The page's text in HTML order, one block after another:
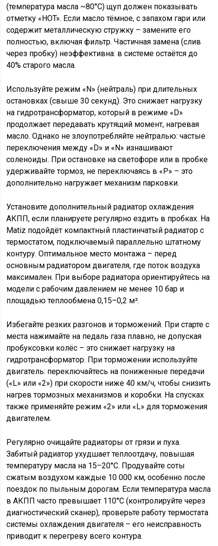
(температура масла ~80°C) щуп должен показывать
отметку «HOT». Если масло тёмное, с запахом гари или
содержит металлическую стружку – замените его
полностью, включая фильтр. Частичная замена (слив
через пробку) неэффективна: в системе остаётся до
40% старого масла.
Используйте режим «N» (нейтраль) при длительных
остановках (свыше 30 секунд). Это снижает нагрузку
на гидротрансформатор, который в режиме «D»
продолжает передавать крутящий момент, нагревая
масло. Однако не злоупотребляйте нейтралью: частые
переключения между «D» и «N» изнашивают
соленоиды. При остановке на светофоре или в пробке
удерживайте тормоз, не переключаясь в «P» – это
дополнительно нагружает механизм парковки.
Установите дополнительный радиатор охлаждения
АКПП, если планируете регулярно ездить в пробках. На
Matiz подойдёт компактный пластинчатый радиатор с
термостатом, подключаемый параллельно штатному
контуру. Оптимальное место монтажа – перед
основным радиатором двигателя, где поток воздуха
максимален. При выборе радиатора ориентируйтесь на
модели с рабочим давлением не менее 10 бар и
площадью теплообмена 0,15–0,2 м².
Избегайте резких разгонов и торможений. При старте с
места нажимайте на педаль газа плавно, не допуская
пробуксовки колёс – это снижает нагрузку на
гидротрансформатор. При торможении используйте
двигатель: переключайтесь на пониженные передачи
(«L» или «2») при скорости ниже 40 км/ч, чтобы снизить
нагрев тормозных механизмов и коробки. На спусках
также применяйте режим «2» или «L» для торможения
двигателем.
Регулярно очищайте радиаторы от грязи и пуха.
Забитый радиатор ухудшает теплоотдачу, повышая
температуру масла на 15–20°C. Продувайте соты
сжатым воздухом каждые 10 000 км, особенно после
поездок по пыльным дорогам. Если температура масла
в АКПП часто превышает 110°C (контролируйте через
диагностический сканер), проверьте работу термостата
системы охлаждения двигателя – его неисправность
приводит к перегреву всего контура.